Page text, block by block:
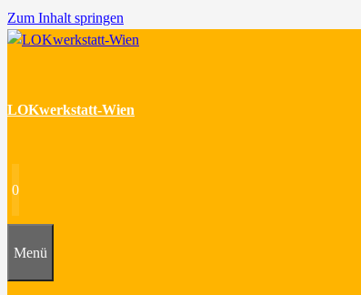
Zum Inhalt springen
LOKwerkstatt-Wien
0
Menü